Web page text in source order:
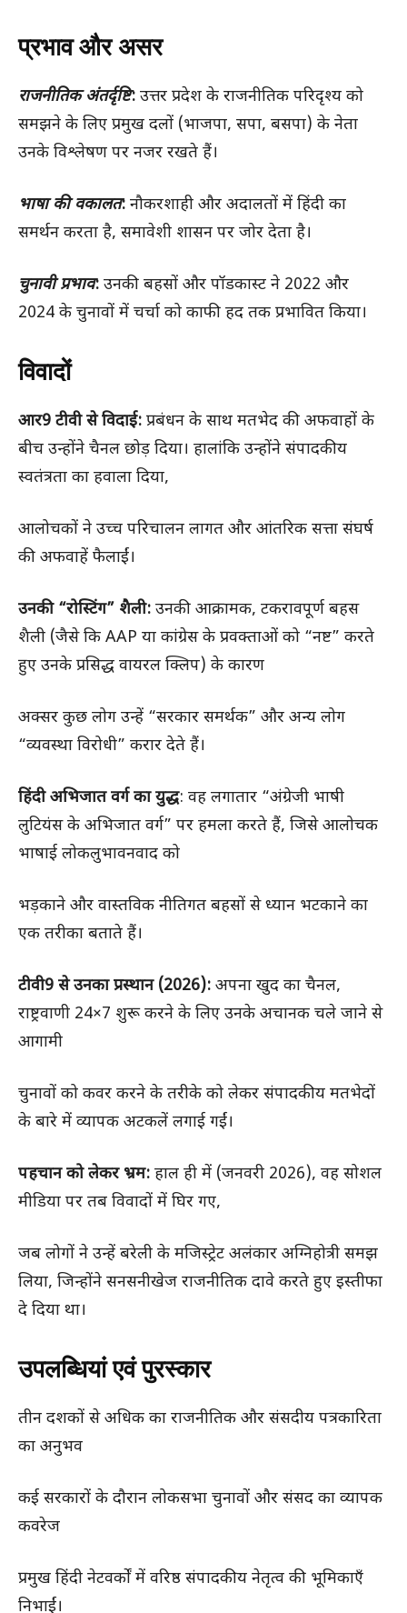
प्रभाव और असर
राजनीतिक अंतर्दृष्टि: उत्तर प्रदेश के राजनीतिक परिदृश्य को
समझने के लिए प्रमुख दलों (भाजपा, सपा, बसपा) के नेता
उनके विश्लेषण पर नजर रखते हैं।
भाषा की वकालत: नौकरशाही और अदालतों में हिंदी का
समर्थन करता है, समावेशी शासन पर जोर देता है।
चुनावी प्रभाव: उनकी बहसों और पॉडकास्ट ने 2022 और
2024 के चुनावों में चर्चा को काफी हद तक प्रभावित किया।
विवादों
आर9 टीवी से विदाई: प्रबंधन के साथ मतभेद की अफवाहों के
बीच उन्होंने चैनल छोड़ दिया। हालांकि उन्होंने संपादकीय
स्वतंत्रता का हवाला दिया,
आलोचकों ने उच्च परिचालन लागत और आंतरिक सत्ता संघर्ष
की अफवाहें फैलाईं।
उनकी “रोस्टिंग” शैली: उनकी आक्रामक, टकरावपूर्ण बहस
शैली (जैसे कि AAP या कांग्रेस के प्रवक्ताओं को “नष्ट” करते
हुए उनके प्रसिद्ध वायरल क्लिप) के कारण
अक्सर कुछ लोग उन्हें “सरकार समर्थक” और अन्य लोग
“व्यवस्था विरोधी” करार देते हैं।
हिंदी अभिजात वर्ग का युद्ध: वह लगातार “अंग्रेजी भाषी
लुटियंस के अभिजात वर्ग” पर हमला करते हैं, जिसे आलोचक
भाषाई लोकलुभावनवाद को
भड़काने और वास्तविक नीतिगत बहसों से ध्यान भटकाने का
एक तरीका बताते हैं।
टीवी9 से उनका प्रस्थान (2026): अपना खुद का चैनल,
राष्ट्रवाणी 24×7 शुरू करने के लिए उनके अचानक चले जाने से
आगामी
चुनावों को कवर करने के तरीके को लेकर संपादकीय मतभेदों
के बारे में व्यापक अटकलें लगाई गईं।
पहचान को लेकर भ्रम: हाल ही में (जनवरी 2026), वह सोशल
मीडिया पर तब विवादों में घिर गए,
जब लोगों ने उन्हें बरेली के मजिस्ट्रेट अलंकार अग्निहोत्री समझ
लिया, जिन्होंने सनसनीखेज राजनीतिक दावे करते हुए इस्तीफा
दे दिया था।
उपलब्धियां एवं पुरस्कार
तीन दशकों से अधिक का राजनीतिक और संसदीय पत्रकारिता
का अनुभव
कई सरकारों के दौरान लोकसभा चुनावों और संसद का व्यापक
कवरेज
प्रमुख हिंदी नेटवर्कों में वरिष्ठ संपादकीय नेतृत्व की भूमिकाएँ
निभाईं।